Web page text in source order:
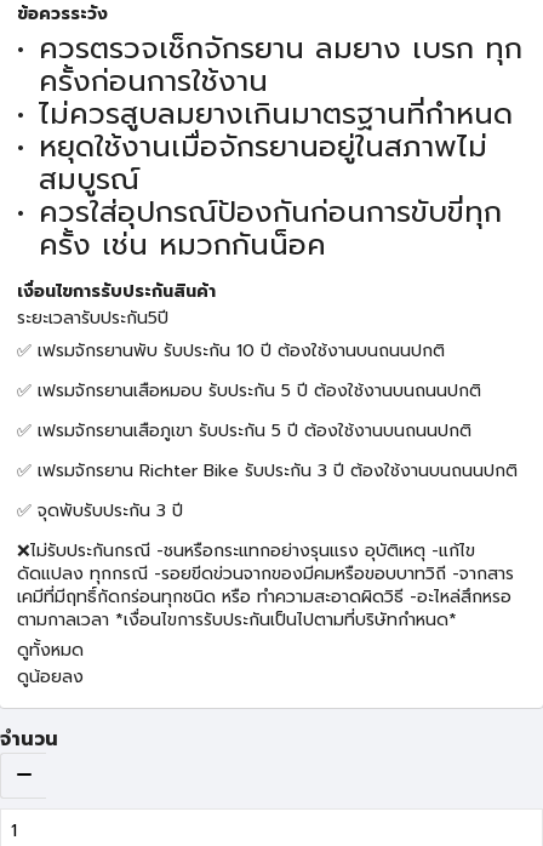
ข้อควรระวัง
ควรตรวจเช็กจักรยาน ลมยาง เบรก ทุก
ครั้งก่อนการใช้งาน
ไม่ควรสูบลมยางเกินมาตรฐานที่กำหนด
หยุดใช้งานเมื่อจักรยานอยู่ในสภาพไม่
สมบูรณ์
ควรใส่อุปกรณ์ป้องกันก่อนการขับขี่ทุก
ครั้ง เช่น หมวกกันน็อค
เงื่อนไขการรับประกันสินค้า
ระยะเวลารับประกัน5ปี
✅ เฟรมจักรยานพับ รับประกัน 10 ปี ต้องใช้งานบนถนนปกติ
✅ เฟรมจักรยานเสือหมอบ รับประกัน 5 ปี ต้องใช้งานบนถนนปกติ
✅ เฟรมจักรยานเสือภูเขา รับประกัน 5 ปี ต้องใช้งานบนถนนปกติ
✅ เฟรมจักรยาน Richter Bike รับประกัน 3 ปี ต้องใช้งานบนถนนปกติ
✅ จุดพับรับประกัน 3 ปี
❌ไม่รับประกันกรณี -ชนหรือกระแทกอย่างรุนแรง อุบัติเหตุ -แก้ไข
ดัดแปลง ทุกกรณี -รอยขีดข่วนจากของมีคมหรือขอบบาทวิถี -จากสาร
เคมีที่มีฤทธิ์กัดกร่อนทุกชนิด หรือ ทำความสะอาดผิดวิธี -อะไหล่สึกหรอ
ตามกาลเวลา *เงื่อนไขการรับประกันเป็นไปตามที่บริษัทกำหนด*
ดูทั้งหมด
ดูน้อยลง
จำนวน